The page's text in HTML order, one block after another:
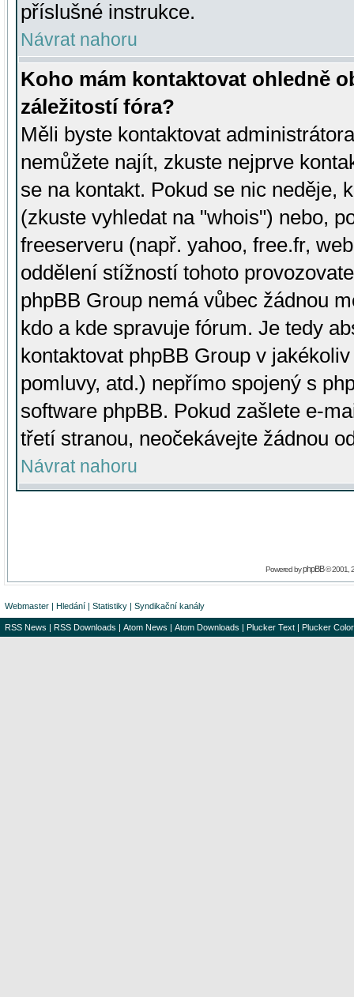
příslušné instrukce.
Návrat nahoru
Koho mám kontaktovat ohledně
záležitostí fóra?
Měli byste kontaktovat
nemůžete najít, zkuste nejprve
se na kontakt. Pokud se nic neděje,
(zkuste vyhledat na "whois") nebo,
freeserveru (např. yahoo, free.fr,
oddělení stížností tohoto
phpBB Group nemá vůbec žádnou
kdo a kde spravuje fórum. Je tedy
kontaktovat phpBB Group v
pomluvy, atd.) nepřímo spojený s
software phpBB. Pokud zašlete e-
třetí stranou, neočekávejte žádnou
Návrat nahoru
Powered byphpBB© 2001,
Webmaster | Hledání | Statistiky | Syndikační kanály
RSS News | RSS Downloads | Atom News | Atom Downloads | Plucker Text | Plucker Color